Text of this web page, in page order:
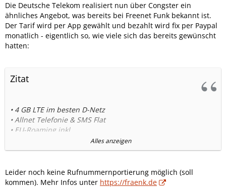
Die Deutsche Telekom realisiert nun über Congster ein
ähnliches Angebot, was bereits bei Freenet Funk bekannt ist.
Der Tarif wird per App gewählt und bezahlt wird fix per Paypal
monatlich - eigentlich so, wie viele sich das bereits gewünscht
hatten:
Zitat
• 4 GB LTE im besten D-Netz
• Allnet Telefonie & SMS Flat
• EU-Roaming inkl.
• Monatlich kündbar
=> 10€/Monat.
Alles anzeigen
Leider noch keine Rufnummernportierung möglich (soll
kommen). Mehr Infos unter https://fraenk.de